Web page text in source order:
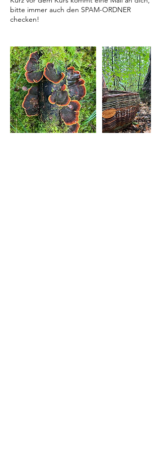
bitte immer auch den SPAM-ORDNER